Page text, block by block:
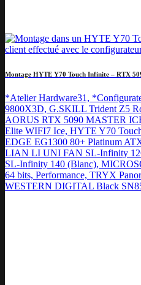
Montage HYTE Y70 Touch Infinite – RTX
*Atelier Hardware31,
9800X3D, G.SKILL Trident Z5
AORUS RTX 5090 MASTER
Elite WIFI7 Ice, HYTE Y70
EDGE EG1300 80+ Platinum
LIAN LI UNI FAN SL-Infinity
SL-Infinity 140 (Blanc),
64 bits, Performance, TRYX
WESTERN DIGITAL Black